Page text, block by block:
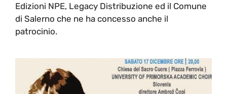
Edizioni NPE, Legacy Distribuzione ed il Comune
di Salerno che ne ha concesso anche il
patrocinio.